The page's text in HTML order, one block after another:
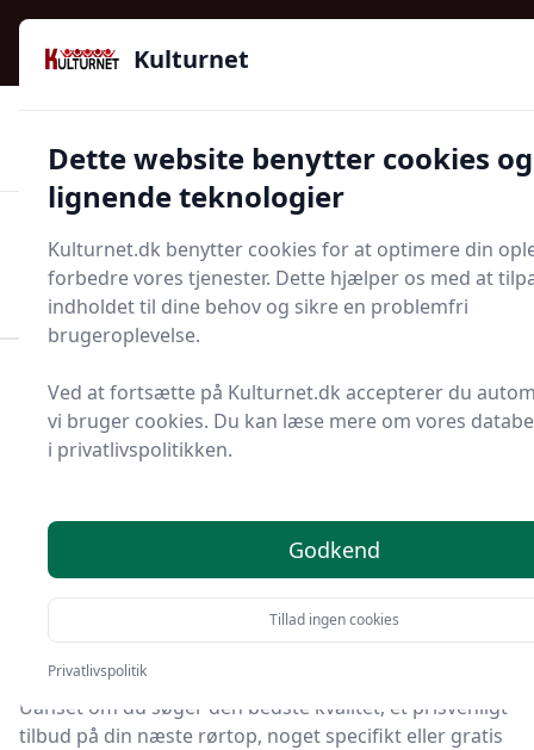
Kulturnet - Alt Det Gode I Livet | Din Kulturguide Siden
2016
97 kategorier 👍Kun godkendte butikker
Start søgning
Start søgning
Forside
Bolig og indretning
Pejs, brændeovn og tilbehør
Rørtop
Bedste rørtoppe - top 15
valg
Du er landet på Kulturnet, det helt rigtige sted at finde
rørtoppe. Vi har udvalgt de 15 bedste produkter lige
nu, så du er sikret et godt køb!
Uanset om du søger den bedste kvalitet, et prisvenligt
tilbud på din næste rørtop, noget specifikt eller gratis
Kulturnet
Dette website benytter cookies og
lignende teknologier
Kulturnet.dk benytter cookies for at optimere din
forbedre vores tjenester. Dette hjælper os med at
indholdet til dine behov og sikre en problemfri
brugeroplevelse.
Ved at fortsætte på Kulturnet.dk accepterer du
vi bruger cookies. Du kan læse mere om vores
i privatlivspolitikken.
Godkend
Tillad ingen cookies
Privatlivspolitik